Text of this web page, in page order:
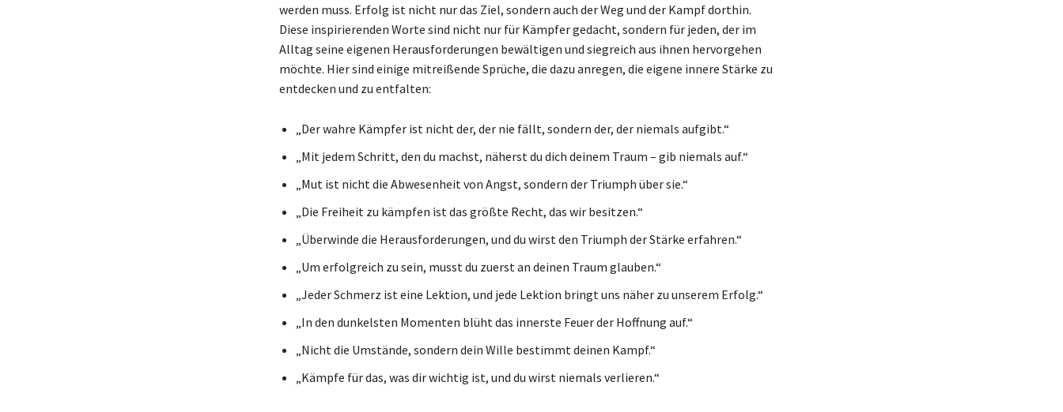
werden muss. Erfolg ist nicht nur das Ziel, sondern auch der Weg und der Kampf dorthin.
Diese inspirierenden Worte sind nicht nur für Kämpfer gedacht, sondern für jeden, der im
Alltag seine eigenen Herausforderungen bewältigen und siegreich aus ihnen hervorgehen
möchte. Hier sind einige mitreißende Sprüche, die dazu anregen, die eigene innere Stärke zu
entdecken und zu entfalten:
„Der wahre Kämpfer ist nicht der, der nie fällt, sondern der, der niemals aufgibt.“
„Mit jedem Schritt, den du machst, näherst du dich deinem Traum – gib niemals auf.“
„Mut ist nicht die Abwesenheit von Angst, sondern der Triumph über sie.“
„Die Freiheit zu kämpfen ist das größte Recht, das wir besitzen.“
„Überwinde die Herausforderungen, und du wirst den Triumph der Stärke erfahren.“
„Um erfolgreich zu sein, musst du zuerst an deinen Traum glauben.“
„Jeder Schmerz ist eine Lektion, und jede Lektion bringt uns näher zu unserem Erfolg.“
„In den dunkelsten Momenten blüht das innerste Feuer der Hoffnung auf.“
„Nicht die Umstände, sondern dein Wille bestimmt deinen Kampf.“
„Kämpfe für das, was dir wichtig ist, und du wirst niemals verlieren.“